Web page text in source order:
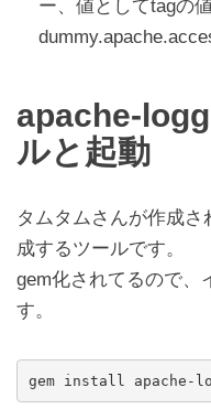
ー、値としてtagの
apache-
ルと起動
タムタムさんが作成さ
成するツールです。
gem化されてるので、
す。